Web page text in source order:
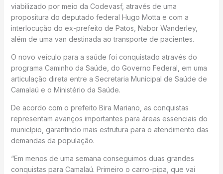
viabilizado por meio da Codevasf, através de uma
propositura do deputado federal Hugo Motta e com a
interlocução do ex-prefeito de Patos, Nabor Wanderley,
além de uma van destinada ao transporte de pacientes.
O novo veículo para a saúde foi conquistado através do
programa Caminho da Saúde, do Governo Federal, em uma
articulação direta entre a Secretaria Municipal de Saúde de
Camalaú e o Ministério da Saúde.
De acordo com o prefeito Bira Mariano, as conquistas
representam avanços importantes para áreas essenciais do
município, garantindo mais estrutura para o atendimento das
demandas da população.
“Em menos de uma semana conseguimos duas grandes
conquistas para Camalaú. Primeiro o carro-pipa, que vai